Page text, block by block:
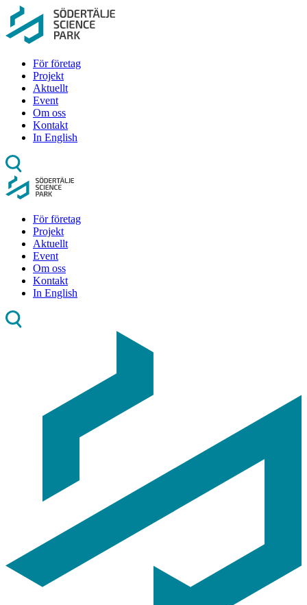
För företag
Projekt
Aktuellt
Event
Om oss
Kontakt
In English
För företag
Projekt
Aktuellt
Event
Om oss
Kontakt
In English